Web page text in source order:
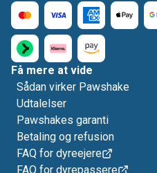
Få mere at vide
Sådan virker Pawshake
Udtalelser
Pawshakes garanti
Betaling og refusion
FAQ for dyreejere
FAQ for dyrepassere